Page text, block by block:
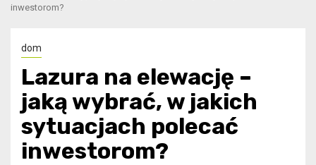
inwestorom?
dom
Lazura na elewację –
jaką wybrać, w jakich
sytuacjach polecać
inwestorom?